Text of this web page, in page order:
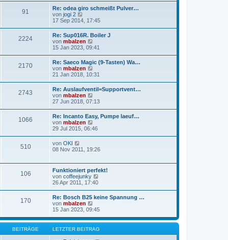
i
t
a
g
s
t
e
r
B
e
i
t
r
a
g
91
Re: odea giro schmeißt Pulver…
von jogi 2
e
e
s
t
e
r
B
e
i
t
r
a
g
17 Sep 2014, 17:45
2224
Re: Sup016R. Boiler J
von mbalzen
e
e
s
t
e
r
B
i
t
r
a
g
15 Jan 2023, 09:41
2170
Re: Saeco Magic (9-Tasten) Wa…
von mbalzen
e
e
s
t
e
r
B
i
t
a
g
21 Jan 2018, 10:31
2743
Re: Auslaufventil=Supportvent…
von mbalzen
e
s
t
e
r
e
t
r
a
g
27 Jun 2018, 07:13
1066
Re: Incanto Easy, Pumpe laeuf…
von mbalzen
e
s
t
r
B
e
i
t
r
a
g
29 Jul 2015, 06:46
510 von OKI
e
t
e
r
B
e
i
t
r
a
g
08 Nov 2011, 19:26
106
Funktioniert perfekt!
von coffeejunky
e
s
t
e
r
B
e
i
26 Apr 2011, 17:40
170
Re: Bosch B25 keine Spannung …
von mbalzen
e
e
s
15 Jan 2023, 09:45
BEITRÄGE LETZTER BEITRAG